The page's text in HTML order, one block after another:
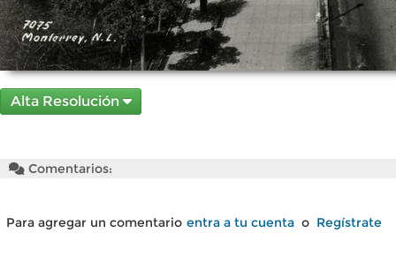
Alta Resolución
Comentarios:
Para agregar un comentario entra a tu cuenta o Regístrate